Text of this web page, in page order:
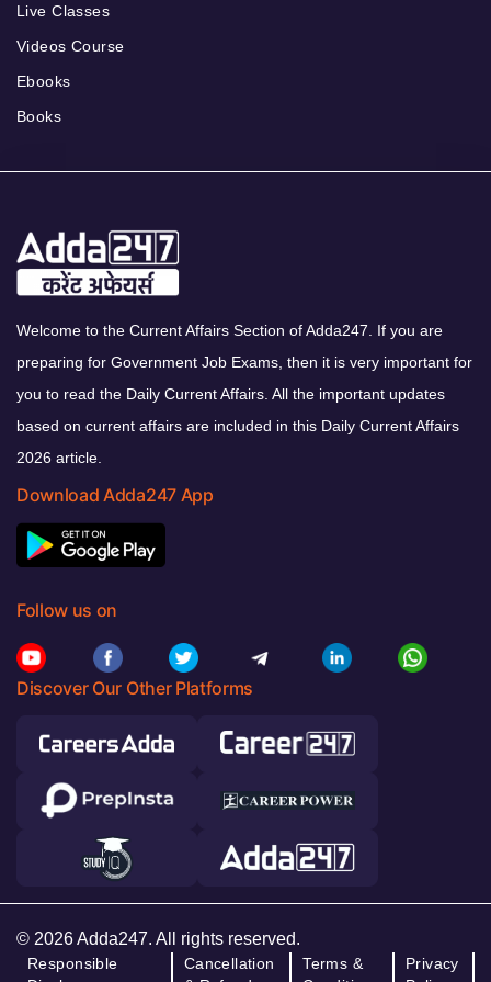
Live Classes
Videos Course
Ebooks
Books
Welcome to the Current Affairs Section of Adda247. If you are
preparing for Government Job Exams, then it is very important for
you to read the Daily Current Affairs. All the important updates
based on current affairs are included in this Daily Current Affairs
2026 article.
Download Adda247 App
Follow us on
Discover Our Other Platforms
© 2026 Adda247. All rights reserved.
Responsible
Cancellation
Terms &
Privacy